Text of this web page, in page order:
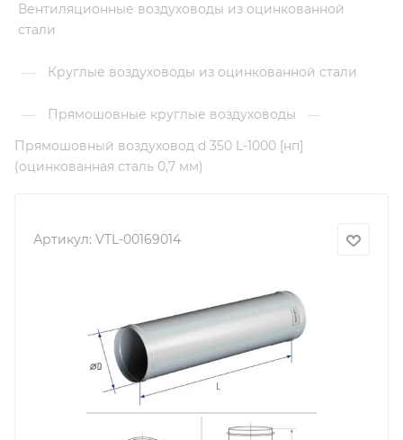
Вентиляционные воздуховоды из оцинкованной
стали
— Круглые воздуховоды из оцинкованной стали
— Прямошовные круглые воздуховоды
—
Прямошовный воздуховод d 350 L-1000 [нп]
(оцинкованная сталь 0,7 мм)
Артикул: VTL-00169014